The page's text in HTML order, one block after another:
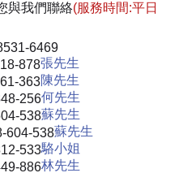
與我們聯絡(服務時間:平日
6469
878張先生
363陳先生
256何先生
538蘇先生
604-538蘇先生
533駱小姐
886林先生